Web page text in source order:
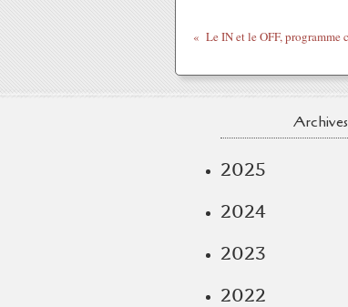
Archives
2025
2024
2023
2022